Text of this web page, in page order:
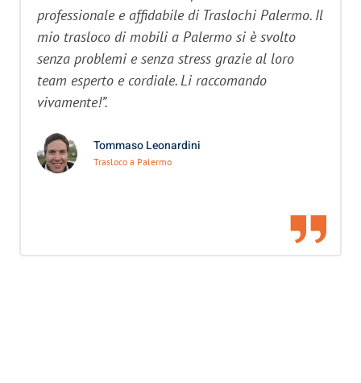
professionale e affidabile di Traslochi Palermo. Il
mio trasloco di mobili a Palermo si è svolto
senza problemi e senza stress grazie al loro
team esperto e cordiale. Li raccomando
vivamente!”.
Tommaso Leonardini
Trasloco a Palermo